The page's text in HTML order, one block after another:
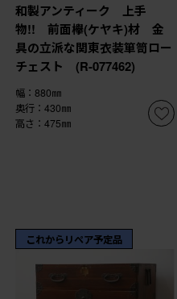
和製アンティーク 上手
物!! 前面欅(ケヤキ)材 金
具の立派な関東衣装箪笥ロー
チェスト (R-077462)
幅：880㎜
奥行：430㎜
高さ：475㎜
これからリペア予定品